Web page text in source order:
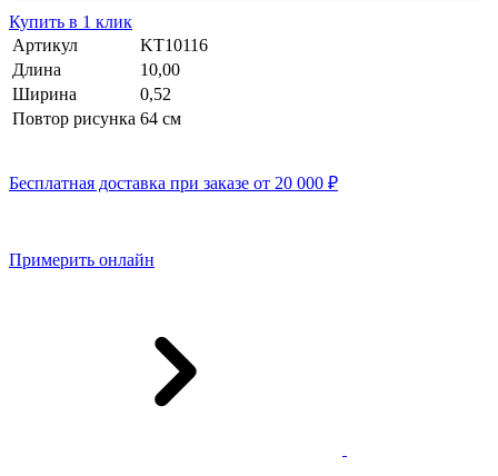
Купить в 1 клик
Артикул
KT10116
Длина
10,00
Ширина
0,52
Повтор рисунка 64 см
Бесплатная доставка при заказе от 20 000 ₽
Примерить онлайн